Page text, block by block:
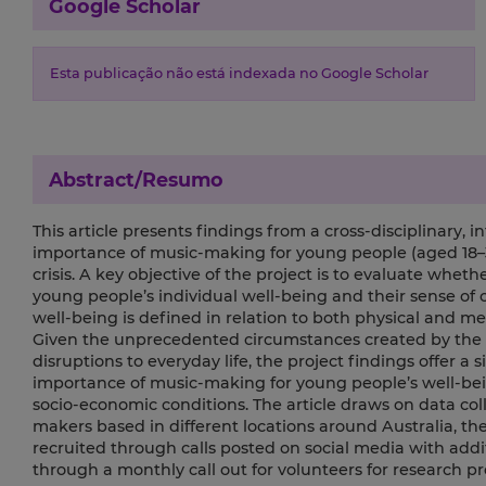
Google Scholar
Esta publicação não está indexada no Google Scholar
Abstract/Resumo
This article presents findings from a cross-disciplinary,
importance of music-making for young people (aged
crisis. A key objective of the project is to evaluate
young people’s individual well-being and their sense
well-being is defined in relation to both physical and
Given the unprecedented circumstances created by
disruptions to everyday life, the project findings offer
importance of music-making for young people’s well-
socio-economic conditions. The article draws on data
makers based in different locations around Australia,
recruited through calls posted on social media with
through a monthly call out for volunteers for research